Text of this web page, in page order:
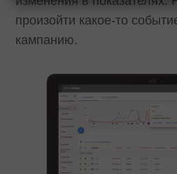
произойти какое-то
кампанию.